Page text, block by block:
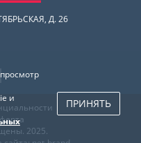
Д. 26
2025.
и
ПРИНЯТЬ